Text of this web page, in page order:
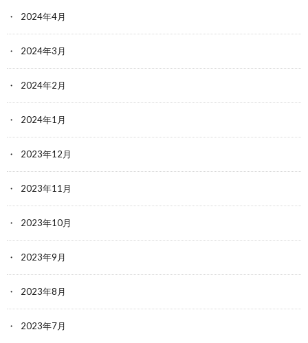
2024年4月
2024年3月
2024年2月
2024年1月
2023年12月
2023年11月
2023年10月
2023年9月
2023年8月
2023年7月